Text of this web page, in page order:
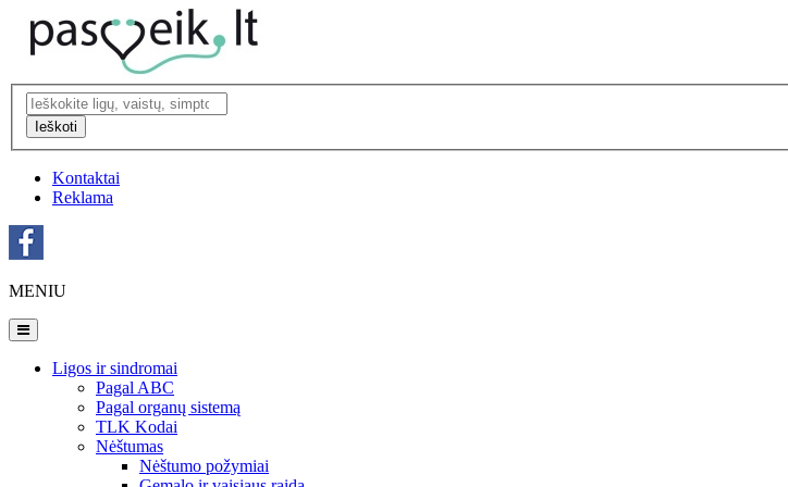
Ieškoti
Kontaktai
Reklama
MENIU
Ligos ir sindromai
Pagal ABC
Pagal organų sistemą
TLK Kodai
Nėštumas
Nėštumo požymiai